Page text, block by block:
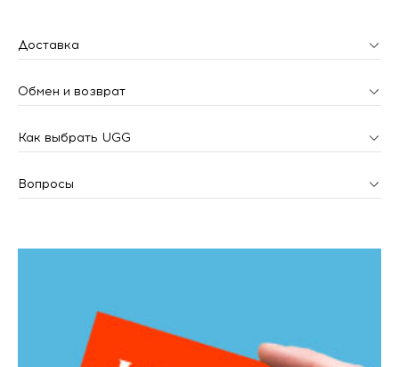
Доставка
Обмен и возврат
Как выбрать UGG
Вопросы